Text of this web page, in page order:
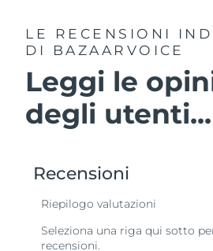
LE RECENSIONI
DI BAZAARVOICE
Leggi le
degli utenti...